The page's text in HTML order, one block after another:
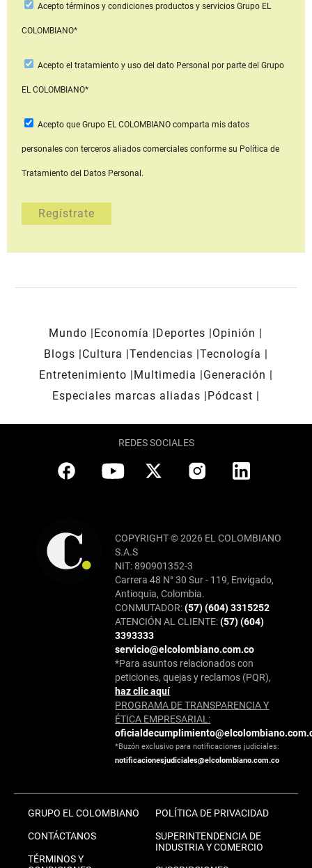
Aceptotérminos y condiciones productos y serviciosGrupo EL
COLOMBIANO*
Acepto el tratamiento y uso del dato Personal por parte del Grupo
EL COLOMBIANO*
Acepto que Grupo EL COLOMBIANOcomparta mis datos
personales con terceros aliados comerciales conforme su Política de
Tratamiento del Datos Personal.
Mundo Economía Deportes
Opinión
Blogs
Cultura Tendencias Tecnología
Entretenimiento
Multimedia
Generación
Especiales marcas aliadas
Pódcast
REDES SOCIALES
COPYRIGHT © 2026 EL COLOMBIANO
S.A.S
NIT: 890901352-3
Carrera 48 N° 30 Sur - 119, Envigado,
Antioquia, Colombia.
CONMUTADOR:(57) (604) 3315252
ATENCIÓN AL CLIENTE:(57) (604)
3393333
servicio@elcolombiano.com.co
*Para asuntos relacionados con
peticiones, quejas y reclamos (PQR),
haz clic aquí
PROGRAMA DE TRANSPARENCIA Y
ÉTICA EMPRESARIAL:
*Buzón exclusivo para notificaciones judiciales:
notificacionesjudiciales@elcolombiano.com.co
GRUPO EL COLOMBIANO
CONTÁCTANOS
TÉRMINOS Y
POLÍTICA DE PRIVACIDAD
SUPERINTENDENCIA DE
INDUSTRIA Y COMERCIO